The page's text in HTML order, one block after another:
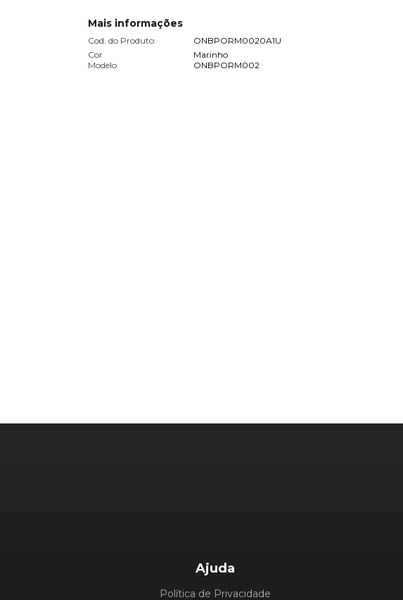
Mais informações
Cod. do Produto:
ONBPORM0020A1U
Cor
Marinho
Modelo
ONBPORM002
Ajuda
Política de Privacidade